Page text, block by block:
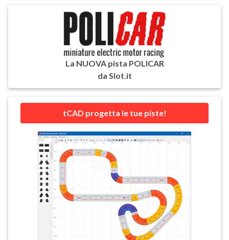
La NUOVA pista POLICAR
da Slot.it
tCAD progetta le tue piste!